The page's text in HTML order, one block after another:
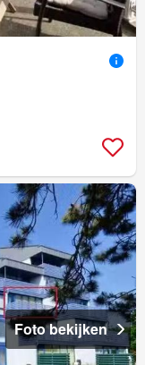
Foto bekijken